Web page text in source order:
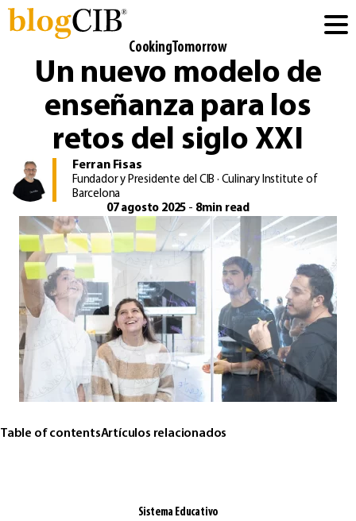
CookingTomorrow
Un nuevo modelo de
enseñanza para los
retos del siglo XXI
Ferran Fisas
Fundador y Presidente del CIB · Culinary Institute of
Barcelona
07 agosto 2025 - 8min read
Table of contentsArtículos relacionados
Sistema Educativo